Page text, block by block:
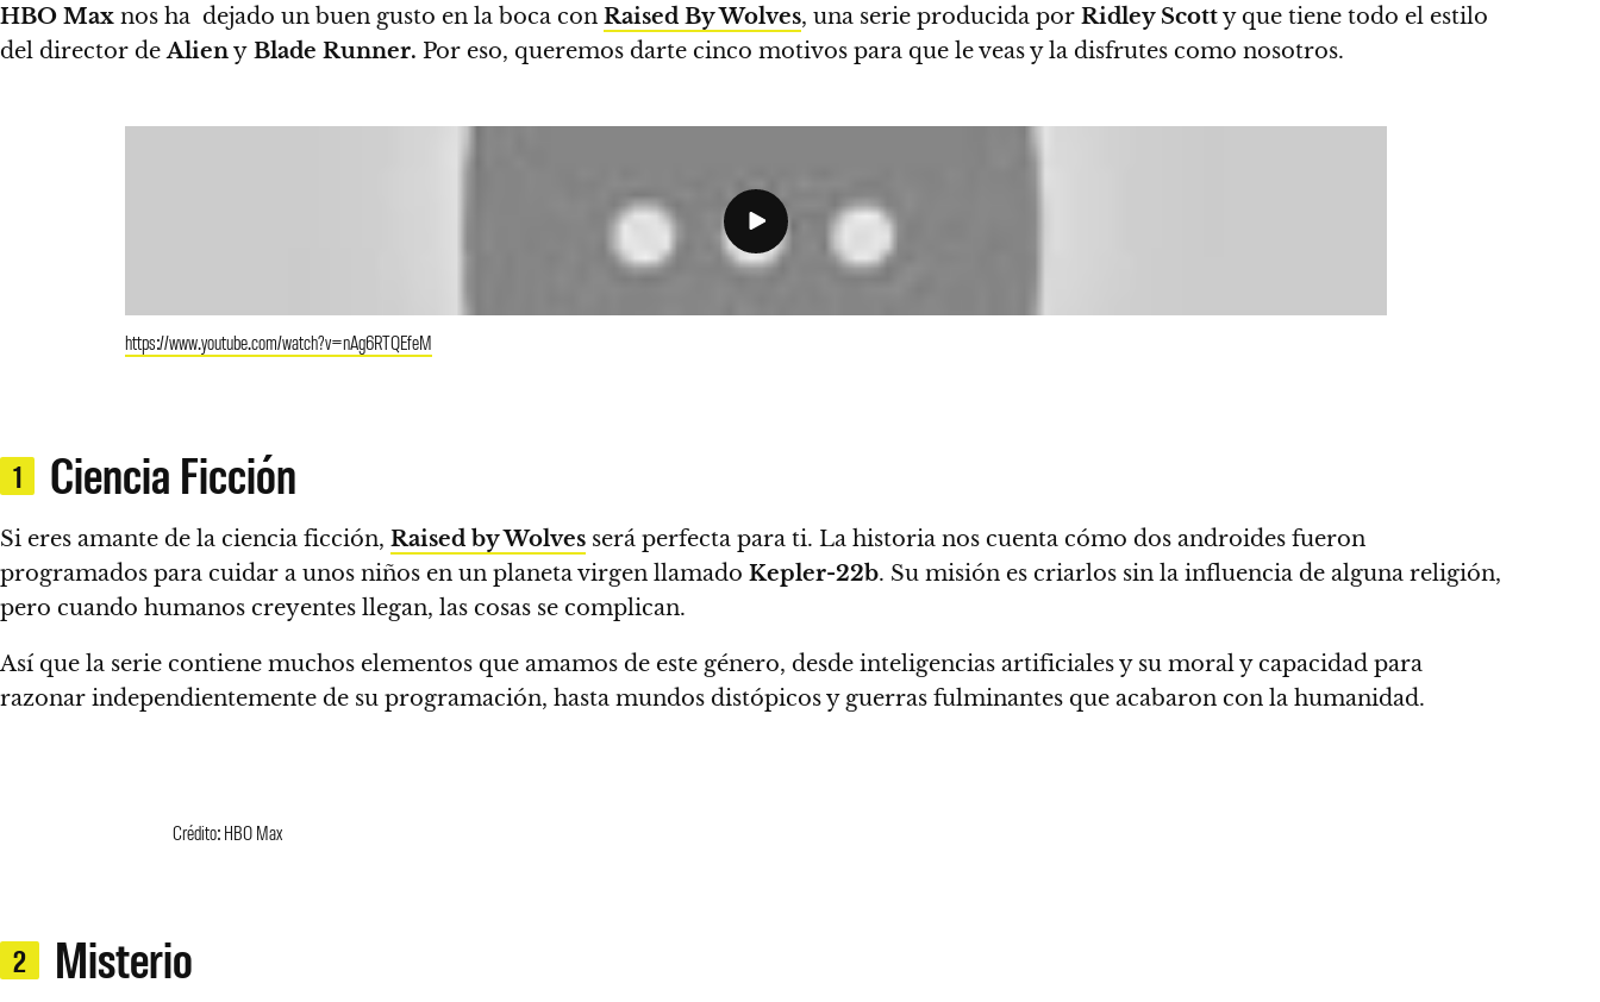
HBO Max nos ha dejado un buen gusto en la boca con Raised By Wolves, una serie producida por Ridley Scotty que tiene todo el estilo
del director deAlieny Blade Runner. Por eso, queremos darte cinco motivos para que le veas y la disfrutes como nosotros.
https://www.youtube.com/watch?v=nAg6RTQEfeM
1 Ciencia Ficción
Si eres amante de la ciencia ficción, Raised by Wolves será perfecta para ti. La historia nos cuenta cómo dos androides fueron
programados para cuidar a unos niños en un planeta virgen llamado Kepler-22b. Su misión es criarlos sin la influencia de alguna religión,
pero cuando humanos creyentes llegan, las cosas se complican.
Así que la serie contiene muchos elementos que amamos de este género, desde inteligencias artificiales y su moral y capacidad para
razonar independientemente de su programación, hasta mundos distópicos y guerras fulminantes que acabaron con la humanidad.
Crédito: HBO Max
2 Misterio